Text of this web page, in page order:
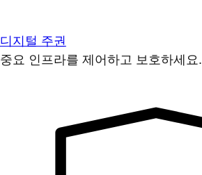
디지털 주권
중요 인프라를 제어하고 보호하세요.